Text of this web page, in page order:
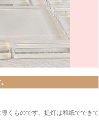
くものです。提灯は和紙でできて